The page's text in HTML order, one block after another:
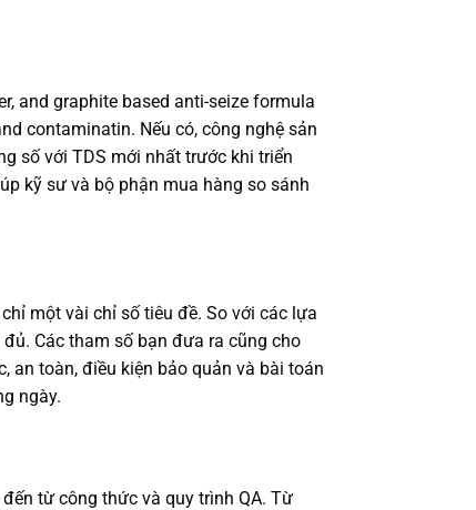
and graphite based anti-seize formula
contaminatin. Nếu có, công nghệ sản
số với TDS mới nhất trước khi triển
kỹ sư và bộ phận mua hàng so sánh
một vài chỉ số tiêu đề. So với các lựa
Các tham số bạn đưa ra cũng cho
an toàn, điều kiện bảo quản và bài toán
ngày.
từ công thức và quy trình QA. Từ